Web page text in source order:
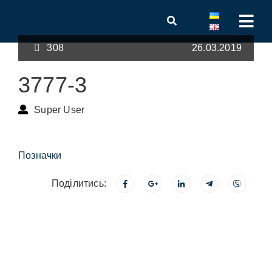
308 26.03.2019
3777-3
Super User
Позначки
Поділитись: